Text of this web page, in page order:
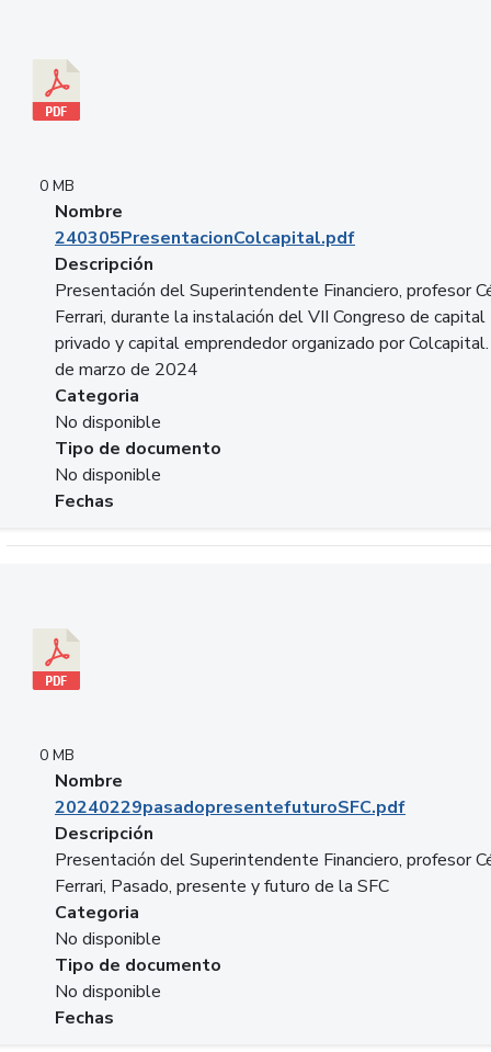
0 MB
Nombre
240305PresentacionColcapital.pdf
Descripción
Presentación del Superintendente Financiero, profesor
Ferrari, durante la instalación del VII Congreso de capital
privado y capital emprendedor organizado por
de marzo de 2024
Categoria
No disponible
Tipo de documento
No disponible
Fechas
0 MB
Nombre
20240229pasadopresentefuturoSFC.pdf
Descripción
Presentación del Superintendente Financiero, profesor
Ferrari, Pasado, presente y futuro de la SFC
Categoria
No disponible
Tipo de documento
No disponible
Fechas